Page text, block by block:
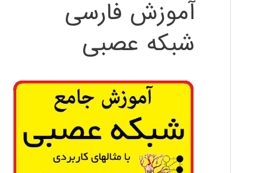
آموزش فارسی
شبکه عصبی